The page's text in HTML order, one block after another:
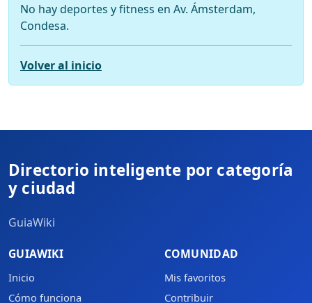
No hay deportes y fitness en Av. Ámsterdam,
Condesa.
Volver al inicio
Directorio inteligente por categoría
y ciudad
GuiaWiki
GUIAWIKI
Inicio
Cómo funciona
COMUNIDAD
Mis favoritos
Contribuir